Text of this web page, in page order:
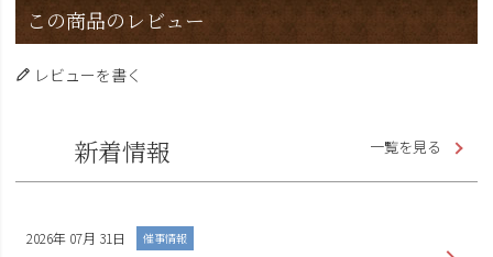
この商品のレビュー
レビューを書く
新着情報 一覧を見る
2026年 07月 31日 催事情報